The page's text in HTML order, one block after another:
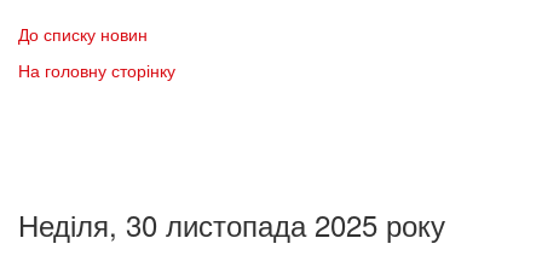
До списку новин
На головну сторінку
Неділя, 30 листопада 2025 року